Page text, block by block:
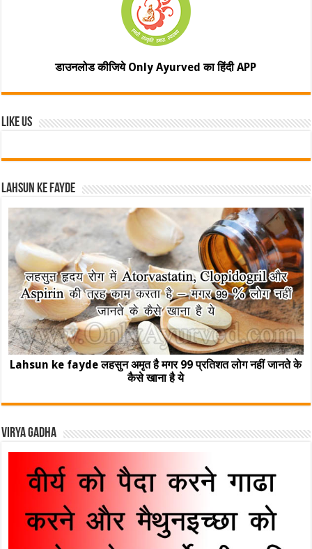
डाउनलोड कीजिये Only Ayurved का हिंदी APP
Like Us
Lahsun ke fayde
Lahsun ke fayde लहसुन अमृत है मगर 99 प्रतिशत लोग नहीं जानते के
कैसे खाना है ये
Virya Gadha